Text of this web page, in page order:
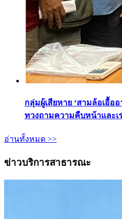
กลุ่มผู้เสียหาย ‘สามล้อเอื้อ
ทวงถามความคืบหน้าและเ
อ่านทั้งหมด >>
ข่าวบริการสาธารณะ